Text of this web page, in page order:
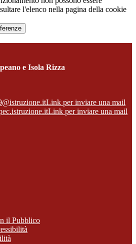
l'elenco nella pagina della cookie
e Isola Rizza
Link per inviare una mail
Link per inviare una mail
il Pubblico